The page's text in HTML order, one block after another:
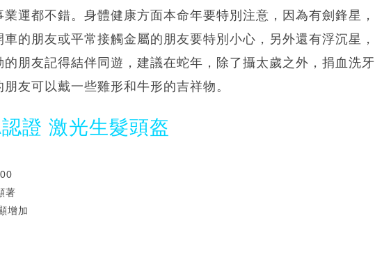
運都不錯。身體健康方面本命年要特別注意，因為有劍鋒星，
的朋友或平常接觸金屬的朋友要特別小心，另外還有浮沉星，
朋友記得結伴同遊，建議在蛇年，除了攝太歲之外，捐血洗牙
友可以戴一些雞形和牛形的吉祥物。
證 激光生髮頭盔
著
增加